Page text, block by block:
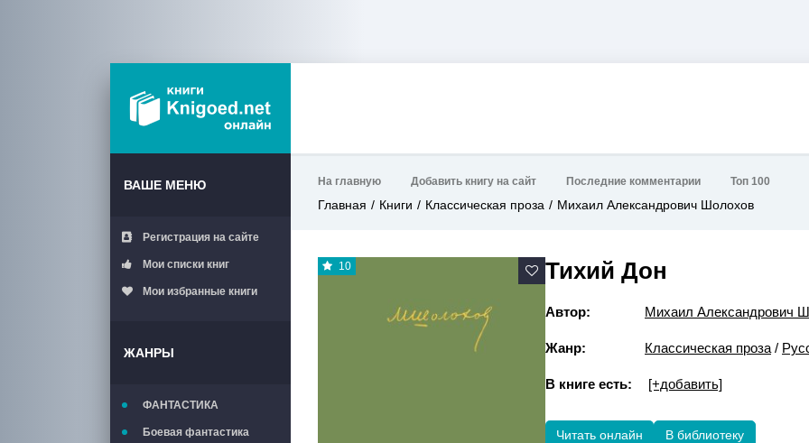
ВАШЕ МЕНЮ
Регистрация на сайте
Мои списки книг
Мои избранные книги
ЖАНРЫ
ФАНТАСТИКА
Боевая фантастика
На главную Добавить книгу на сайт Последние комментарии Топ 100
Главная Книги Классическая проза Михаил Александрович Шолохов
10 Тихий Дон
Автор: Михаил Александрович
Жанр: Классическая проза /
В книге есть: [+добавить]
Читать онлайн В библиотеку